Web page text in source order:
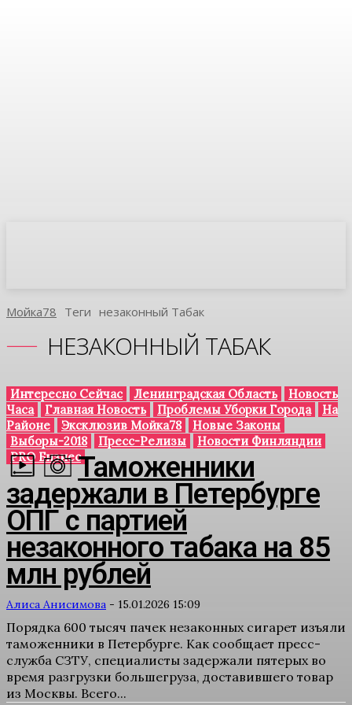
Мойка78 Теги Незаконный Табак
НЕЗАКОННЫЙ ТАБАК
Интересно Сейчас Ленинградская Область
Новость
Часа
Главная Новость Проблемы Уборки Города
На
Районе
Эксклюзив Мойка78
Новые Законы
Выборы-2018
Пресс-Релизы
Новости Финляндии
PRO БизнесТаможенники
задержали в Петербурге
ОПГ с партией
незаконного табака на 85
млн рублей
Алиса Анисимова - 15.01.2026 15:09
Порядка 600 тысяч пачек незаконных сигарет изъяли
таможенники в Петербурге. Как сообщает пресс-
служба СЗТУ, специалисты задержали пятерых во
время разгрузки большегруза, доставившего товар
из Москвы. Всего...